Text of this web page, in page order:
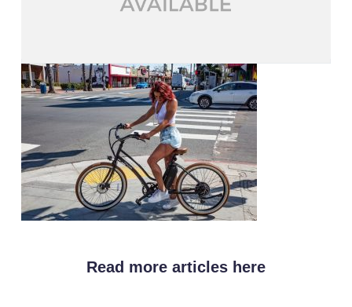
Read more articles here